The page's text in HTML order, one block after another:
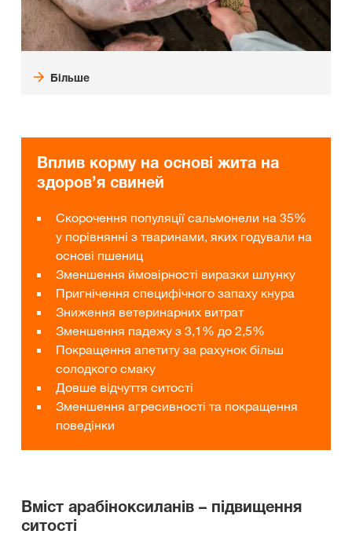
Більше
Вплив корму на основі жита на
здоров’я свиней
Скорочення популяції сальмонели на 35%
у порівнянні з тваринами, яких годували на
основі пшениц
Зменшення ймовірності виразки шлунку
Пригнічення специфічного запаху кнура
Зниження ветеринарних витрат
Зменшення падежу з 3,1% до 2,5%
Покращення апетиту за рахунок більш
солодкого смаку
Довше відчуття ситості
Зменшення агресивності та покращення
поведінки
Вміст арабіноксиланів – підвищення
ситості